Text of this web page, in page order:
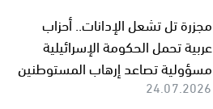
مجزرة تل تشعل الإدانات.. أحزاب
عربية تحمل الحكومة الإسرائيلية
مسؤولية تصاعد إرهاب المستوطنين
24.07.2026